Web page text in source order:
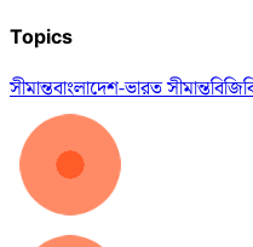
Topics
সীমান্তবাংলাদেশ-ভারত সীমান্ত